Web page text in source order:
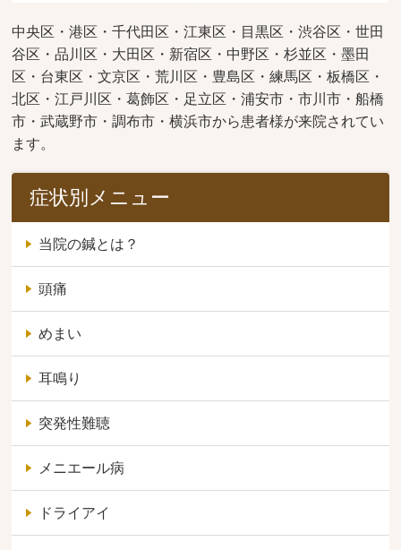
中央区・港区・千代田区・江東区・目黒区・渋谷区・世田
谷区・品川区・大田区・新宿区・中野区・杉並区・墨田
区・台東区・文京区・荒川区・豊島区・練馬区・板橋区・
北区・江戸川区・葛飾区・足立区・浦安市・市川市・船橋
市・武蔵野市・調布市・横浜市から患者様が来院されてい
ます。
症状別メニュー
当院の鍼とは？
頭痛
めまい
耳鳴り
突発性難聴
メニエール病
ドライアイ